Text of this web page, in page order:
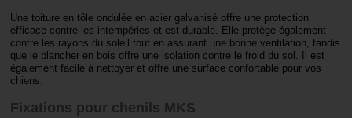
Une toiture en tôle ondulée en acier galvanisé offre une protection
efficace contre les intempéries et est durable. Elle protège également
contre les rayons du soleil tout en assurant une bonne ventilation, tandis
que le plancher en bois offre une isolation contre le froid du sol. Il est
également facile à nettoyer et offre une surface confortable pour vos
chiens.
Fixations pour chenils MKS